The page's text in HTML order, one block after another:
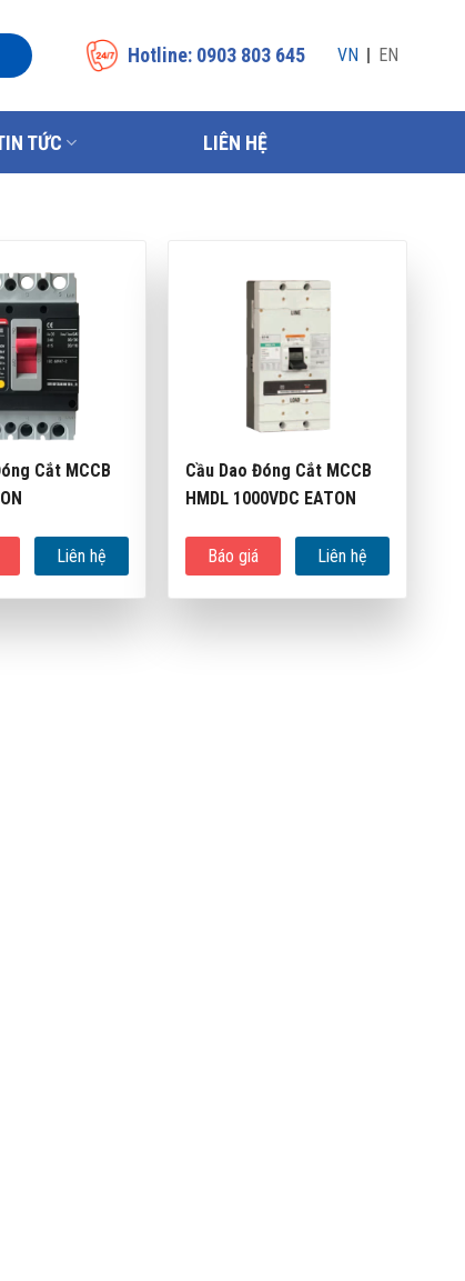
Hotline: 0903 803 645 EN
VN
TỨC LIÊN HỆ
Cắt MCCB
Liên hệ
Cầu Dao Đóng Cắt MCCB
HMDL 1000VDC EATON
Báo giá Liên hệ